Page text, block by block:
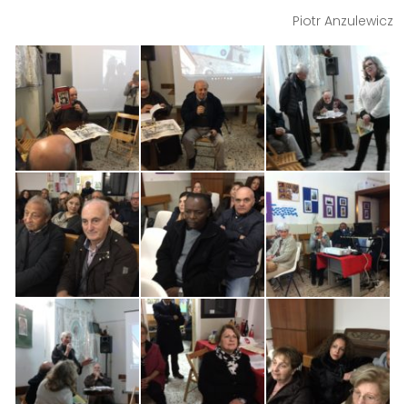
Piotr Anzulewicz